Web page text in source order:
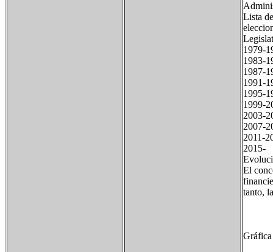
Lista
1999-
2003-
El
tanto,